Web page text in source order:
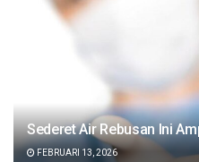
Sederet Air Rebusan Ini
FEBRUARI 13, 2026